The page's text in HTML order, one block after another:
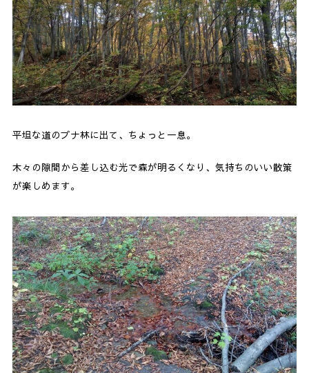
平坦な道のブナ林に出て、ちょっと一息。
木々の隙間から差し込む光で森が明るくなり、気持ちのいい散策
が楽しめます。